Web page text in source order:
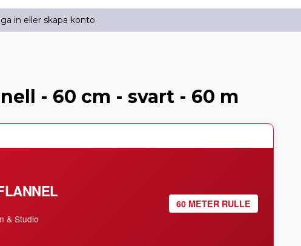
in eller skapa konto
- 60 cm - svart - 60 m
& Studio
60 METER RULLE